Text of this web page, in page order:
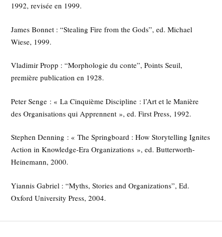
1992, revisée en 1999.
James Bonnet : “Stealing Fire from the Gods”, ed. Michael
Wiese, 1999.
Vladimir Propp : “Morphologie du conte”, Points Seuil,
première publication en 1928.
Peter Senge : « La Cinquième Discipline : l’Art et le Manière
des Organisations qui Apprennent », ed. First Press, 1992.
Stephen Denning : « The Springboard : How Storytelling Ignites
Action in Knowledge-Era Organizations », ed. Butterworth-
Heinemann, 2000.
Yiannis Gabriel : “Myths, Stories and Organizations”, Ed.
Oxford University Press, 2004.